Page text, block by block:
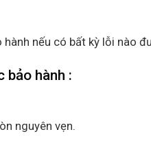
nếu có bất kỳ lỗi nào
bảo hành :
nguyên vẹn.